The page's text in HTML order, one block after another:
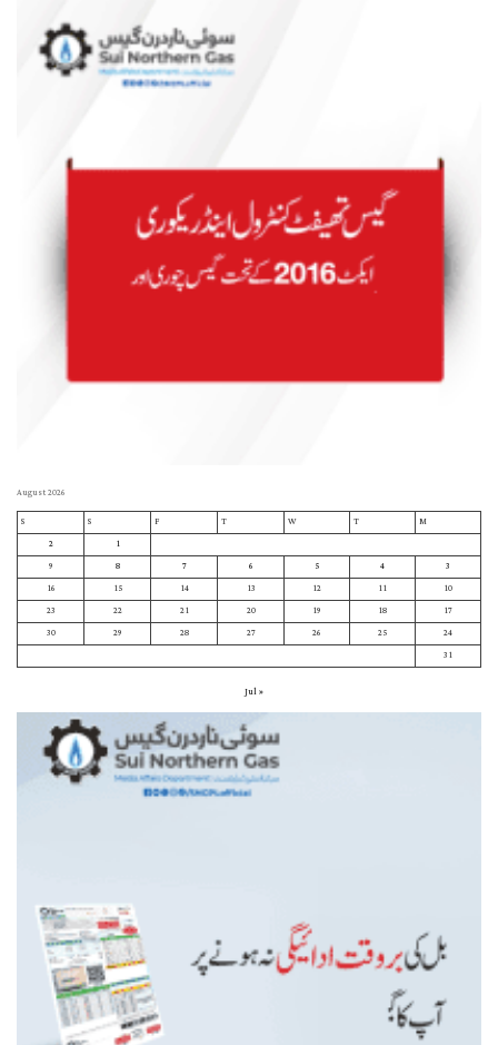
August 2026
M
T
W
T
F
S
S
1
2
3
4
5
6
7
8
9
10
11
12
13
14
15
16
17
18
19
20
21
22
23
24
25
26
27
28
29
30
31
« Jul